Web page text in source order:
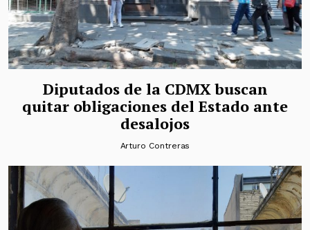
Diputados de la CDMX buscan
quitar obligaciones del Estado ante
desalojos
Arturo Contreras